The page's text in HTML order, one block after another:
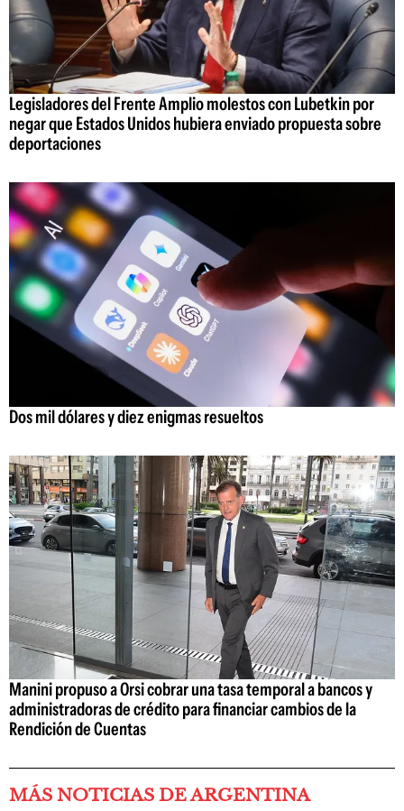
Legisladores del Frente Amplio molestos con Lubetkin por
negar que Estados Unidos hubiera enviado propuesta sobre
deportaciones
Dos mil dólares y diez enigmas resueltos
Manini propuso a Orsi cobrar una tasa temporal a bancos y
administradoras de crédito para financiar cambios de la
Rendición de Cuentas
MÁS NOTICIAS DE ARGENTINA